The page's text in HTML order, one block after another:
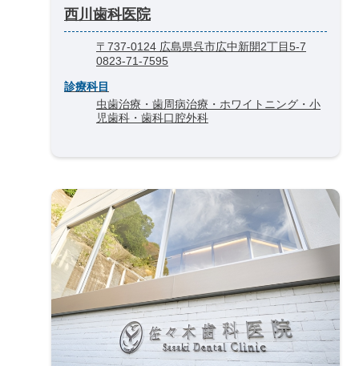
西川歯科医院
〒737-0124 広島県呉市広中新開2丁目5-7
0823-71-7595
診療科目
虫歯治療・歯周病治療・ホワイトニング・小
児歯科・歯科口腔外科